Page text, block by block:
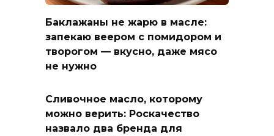
Баклажаны не жарю в масле:
запекаю веером с помидором и
творогом — вкусно, даже мясо
не нужно
Сливочное масло, которому
можно верить: Роскачество
назвало два бренда для